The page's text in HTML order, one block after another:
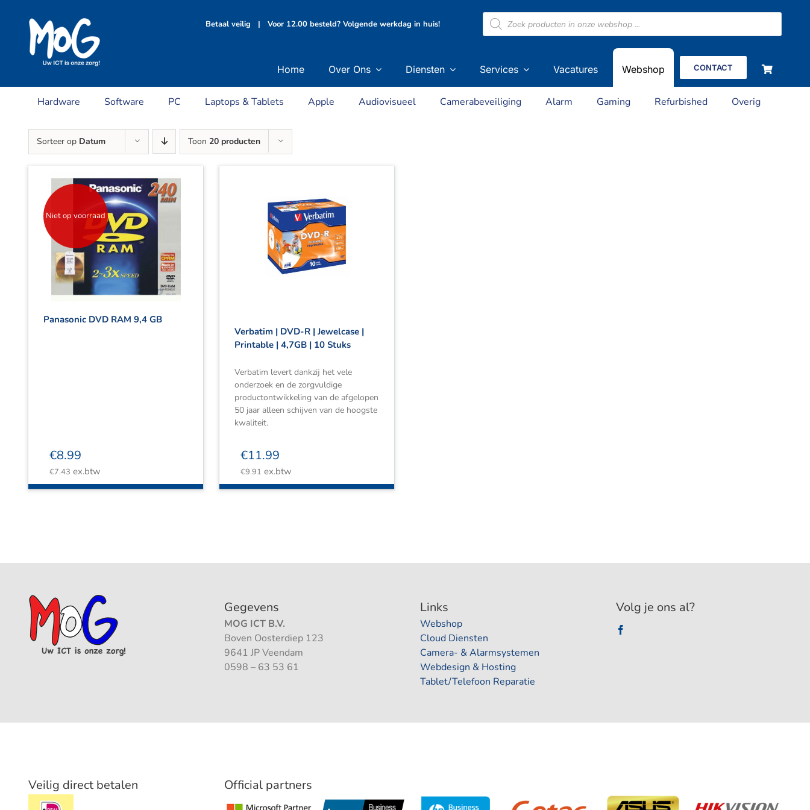
Betaal veilig | Voor 12.00 besteld? Volgende werkdag in huis!
Producten
zoeken
Home Over Ons Diensten Services Vacatures Webshop CONTACT
Hardware Software PC Laptops & Tablets Apple Audiovisueel Camerabeveiliging Alarm Gaming Refurbished Overig
Sorteer op Datum Toon 20 producten
Niet op voorraad
Panasonic DVD RAM 9,4 GB
€8.99
€7.43 ex.btw
Verbatim | DVD-R | Jewelcase |
Printable | 4,7GB | 10 Stuks
Verbatim levert dankzij het vele
onderzoek en de zorgvuldige
productontwikkeling van de afgelopen
50 jaar alleen schijven van de hoogste
kwaliteit.
€11.99
€9.91 ex.btw
Gegevens
MOG ICT B.V.
Boven Oosterdiep 123
9641 JP Veendam
0598 – 63 53 61
Links
Webshop
Cloud Diensten
Camera- & Alarmsystemen
Webdesign & Hosting
Tablet/Telefoon Reparatie
Volg je ons al?
Veilig direct betalen Official partners